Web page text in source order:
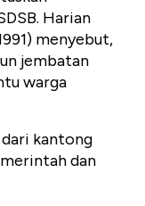
Harian
menyebut,
jembatan
warga
kantong
dan